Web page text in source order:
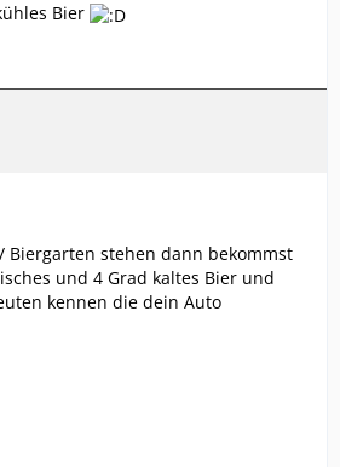
Bier
Biergarten stehen dann bekommst
und 4 Grad kaltes Bier und
kennen die dein Auto